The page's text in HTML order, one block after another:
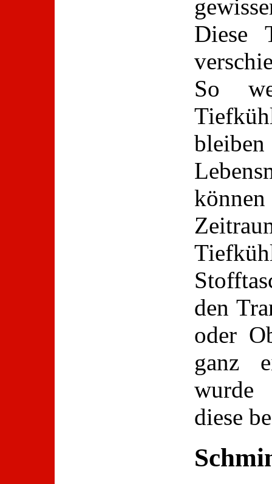
Diese
So
den
oder
ganz
wurde
diese